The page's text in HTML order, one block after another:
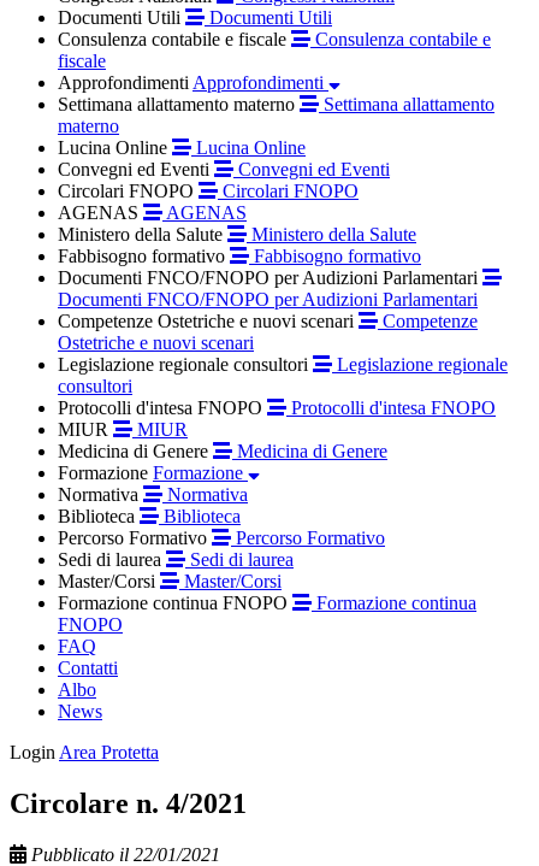
Documenti Utili
Documenti Utili
Consulenza contabile e fiscale
Consulenza contabile e
fiscale
Approfondimenti Approfondimenti
Settimana allattamento materno
Settimana allattamento
materno
Lucina Online
Lucina Online
Convegni ed Eventi
Convegni ed Eventi
Circolari FNOPO
Circolari FNOPO
AGENAS
AGENAS
Ministero della Salute
Ministero della Salute
Fabbisogno formativo
Fabbisogno formativo
Documenti FNCO/FNOPO per Audizioni Parlamentari
Documenti FNCO/FNOPO per Audizioni Parlamentari
Competenze Ostetriche e nuovi scenari
Competenze
Ostetriche e nuovi scenari
Legislazione regionale consultori
Legislazione regionale
consultori
Protocolli d'intesa FNOPO
Protocolli d'intesa FNOPO
MIUR
MIUR
Medicina di Genere
Medicina di Genere
Formazione Formazione
Normativa
Normativa
Biblioteca
Biblioteca
Percorso Formativo
Percorso Formativo
Sedi di laurea
Sedi di laurea
Master/Corsi
Master/Corsi
Formazione continua FNOPO
Formazione continua
FNOPO
FAQ
Contatti
Albo
News
Login Area Protetta
Circolare n. 4/2021
Pubblicato il 22/01/2021